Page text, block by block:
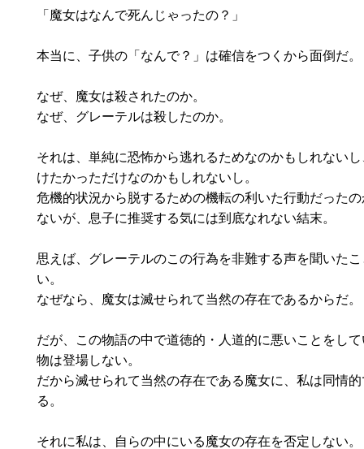
「魔女はなんで死んじゃったの？」
本当に、子供の「なんで？」は確信をつくから面倒だ。
なぜ、魔女は殺されたのか。
なぜ、グレーテルは殺したのか。
それは、単純に恐怖から逃れるためなのかもしれない
けたかっただけなのかもしれないし。
危機的状況から脱するための機転の利いた行動だった
ないが、息子に推奨する気には到底なれない結末。
思えば、グレーテルのこの行為を非難する声を聞いた
い。
なぜなら、魔女は滅せられて当然の存在であるからだ。
だが、この物語の中で道徳的・人道的に悪いことをし
物は登場しない。
だから滅せられて当然の存在である魔女に、私は同情
る。
それに私は、自らの中にいる魔女の存在を否定しない。